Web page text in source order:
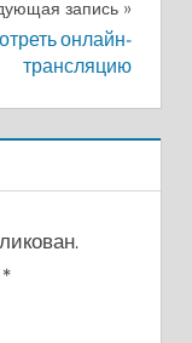
запись
онлайн-
трансляцию
*